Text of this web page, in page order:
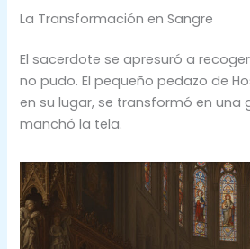
La Transformación en Sangre
El sacerdote se apresuró a
no pudo. El pequeño pedazo de
en su lugar, se transformó en una
manchó la tela.